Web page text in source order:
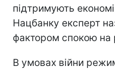
підтримують
Нацбанку експерт
фактором спокою на
В умовах війни